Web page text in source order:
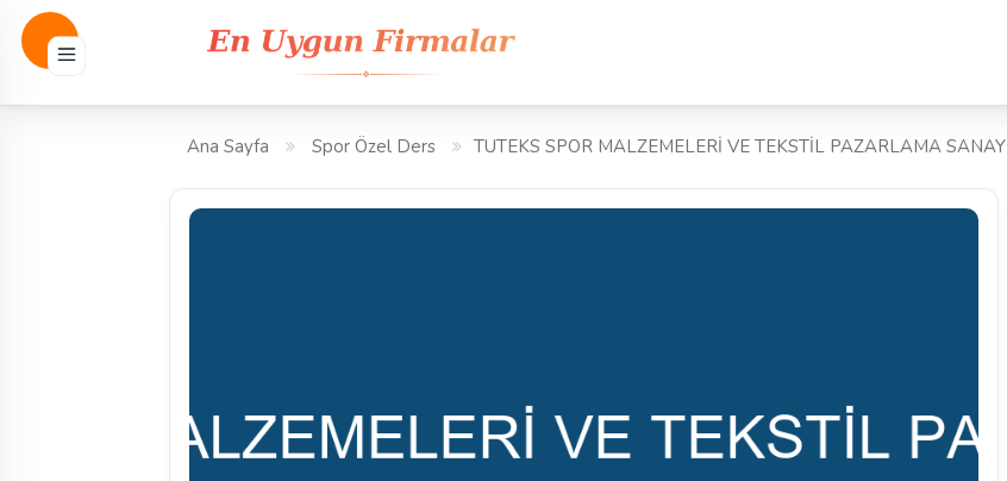
Ana Sayfa Spor Özel Ders TUTEKS SPOR MALZEMELERİ VE TEKSTİL PAZARLAMA SANAY